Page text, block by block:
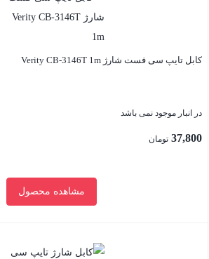
کابل تایپ سی فست شارژ Verity CB-3146T 1m
در انبار موجود نمی باشد
37,800 تومان
مشاهده محصول